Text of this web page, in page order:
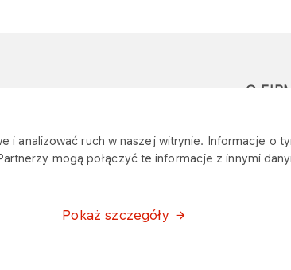
i analizować ruch w naszej witrynie. Informacje o
mogą połączyć te informacje z innymi
Pokaż szczegóły
reklamację
O